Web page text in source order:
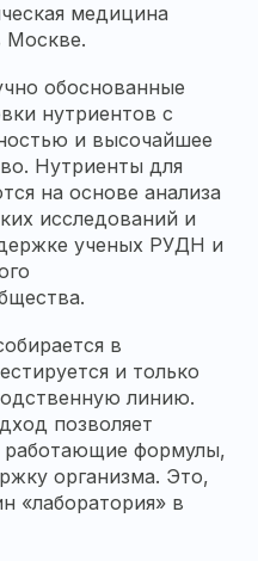
медицина
Москве.
обоснованные
нутриентов с
и высочайшее
Нутриенты для
на основе анализа
исследований и
ученых РУДН и
в
и только
линию.
позволяет
работающие формулы,
организма. Это,
«лаборатория» в